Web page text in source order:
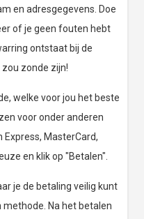
en adresgegevens. Doe
of je geen fouten hebt
ontstaat bij de
zou zonde zijn!
welke voor jou het beste
voor onder anderen
Express, MasterCard,
en klik op "Betalen".
je de betaling veilig kunt
methode. Na het betalen